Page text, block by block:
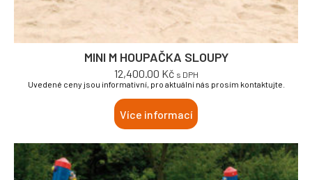
MINI M HOUPAČKA SLOUPY
12,400.00 Kč s DPH
Uvedené ceny jsou informativní, pro aktuální nás prosím kontaktujte.
Více informací